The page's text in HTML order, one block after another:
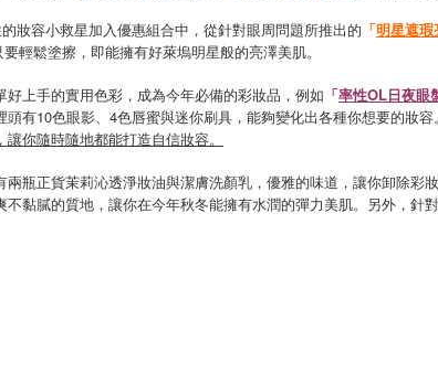
妝容小救星加入優惠組合中，從針對眼周問題所推出的 「明星遮瑕
輕鬆塗擦，即能擁有好萊塢明星般的亮澤美肌。
上手的實用色彩，成為今年必備的彩妝品，例如 「率性OL日夜眼
頭有10色眼影、4色唇蜜與迷你刷具，能夠變化出各種你想要的妝
你隨時隨地都能打造自信妝容。
兩瓶正貨茉莉沁透淨妝油與潔膚洗顏乳，優雅的味道，讓你卸除彩
黏膩的質地，讓你在今年秋冬能擁有水潤的彈力美肌。另外，針